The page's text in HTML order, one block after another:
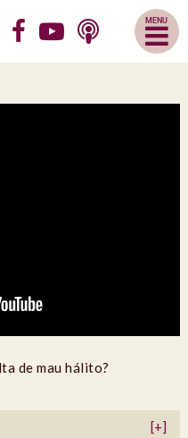
Abrir
Menu
Mobile
de mau hálito?
[+]